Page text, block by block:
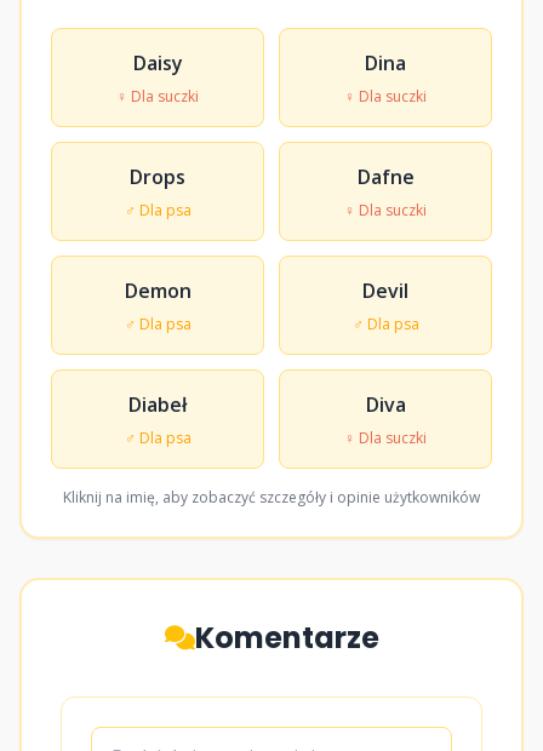
Daisy
♀ Dla suczki
Dina
♀ Dla suczki
Drops
♂ Dla psa
Dafne
♀ Dla suczki
Demon
♂ Dla psa
Devil
♂ Dla psa
Diabeł
♂ Dla psa
Diva
♀ Dla suczki
Kliknij na imię, aby zobaczyć szczegóły i opinie użytkowników
Komentarze